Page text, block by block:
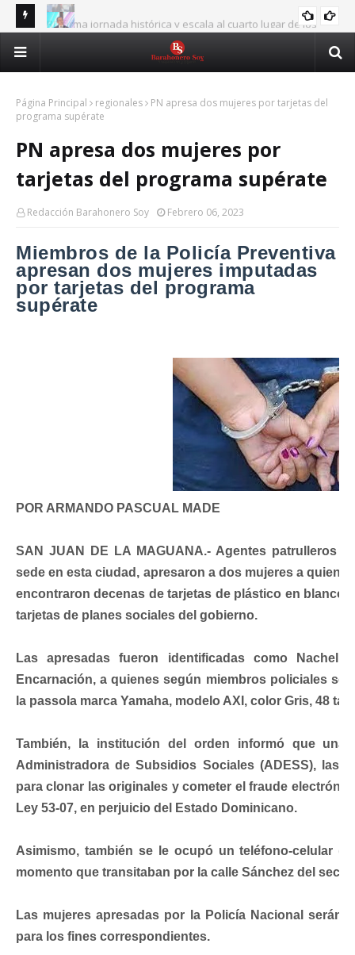
RD firma jornada histórica y escala al cuarto lugar de los
JUEGOS
Asjana resalta aporte de la UASD a programa que
beneficiará a 6,500 becarios
Página Principal regionales
PN apresa dos mujeres por tarjetas del
programa supérate
PN apresa dos mujeres por
tarjetas del programa supérate
Redacción Barahonero Soy Febrero 06, 2023
Miembros de la Policía Preventiva
apresan dos mujeres imputadas
por tarjetas del programa
supérate
POR ARMANDO PASCUAL MADE
SAN JUAN DE LA MAGUANA.- Agentes patrulleros
sede en esta ciudad, apresaron a dos mujeres a
encontraron decenas de tarjetas de plástico en
tarjetas de planes sociales del gobierno.
Las apresadas fueron identificadas como Nachel
Encarnación, a quienes según miembros policiales
la passola marca Yamaha, modelo AXI, color Gris, 48
También, la institución del orden informó que
Administradora de Subsidios Sociales (ADESS), las
para clonar las originales y cometer el fraude
Ley 53-07, en perjuicio del Estado Dominicano.
Asimismo, también se le ocupó un teléfono-celular
momento que transitaban por la calle Sánchez del
Las mujeres apresadas por la Policía Nacional serán
para los fines correspondientes.